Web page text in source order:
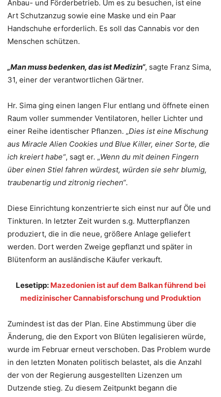
Anbau- und Förderbetrieb. Um es zu besuchen, ist eine
Art Schutzanzug sowie eine Maske und ein Paar
Handschuhe erforderlich. Es soll das Cannabis vor den
Menschen schützen.
„Man muss bedenken, das ist Medizin“, sagte Franz Sima,
31, einer der verantwortlichen Gärtner.
Hr. Sima ging einen langen Flur entlang und öffnete einen
Raum voller summender Ventilatoren, heller Lichter und
einer Reihe identischer Pflanzen. „Dies ist eine Mischung
aus Miracle Alien Cookies und Blue Killer, einer Sorte, die
ich kreiert habe“, sagt er. „Wenn du mit deinen Fingern
über einen Stiel fahren würdest, würden sie sehr blumig,
traubenartig und zitronig riechen“.
Diese Einrichtung konzentrierte sich einst nur auf Öle und
Tinkturen. In letzter Zeit wurden s.g. Mutterpflanzen
produziert, die in die neue, größere Anlage geliefert
werden. Dort werden Zweige gepflanzt und später in
Blütenform an ausländische Käufer verkauft.
Lesetipp: Mazedonien ist auf dem Balkan führend bei
medizinischer Cannabisforschung und Produktion
Zumindest ist das der Plan. Eine Abstimmung über die
Änderung, die den Export von Blüten legalisieren würde,
wurde im Februar erneut verschoben. Das Problem wurde
in den letzten Monaten politisch belastet, als die Anzahl
der von der Regierung ausgestellten Lizenzen um
Dutzende stieg. Zu diesem Zeitpunkt begann die